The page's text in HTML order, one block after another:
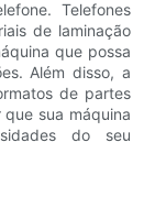
Telefones
de laminação
que possa
Além disso, a
de partes
sua máquina
do seu